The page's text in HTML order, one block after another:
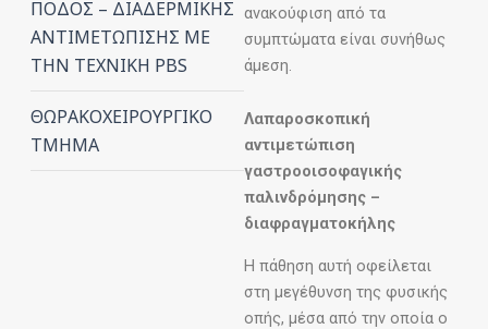
ΠΟΔΟΣ – ΔΙΑΔΕΡΜΙΚΗΣ
ΑΝΤΙΜΕΤΩΠΙΣΗΣ ΜΕ
ΤΗΝ ΤΕΧΝΙΚΗ PBS
ΘΩΡΑΚΟΧΕΙΡΟΥΡΓΙΚΟ
ΤΜΗΜΑ
ανακούφιση από τα
συμπτώματα είναι συνήθως
άμεση.
Λαπαροσκοπική
αντιμετώπιση
γαστροοισοφαγικής
παλινδρόμησης –
διαφραγματοκήλης
Η πάθηση αυτή οφείλεται
στη μεγέθυνση της φυσικής
οπής, μέσα από την οποία ο